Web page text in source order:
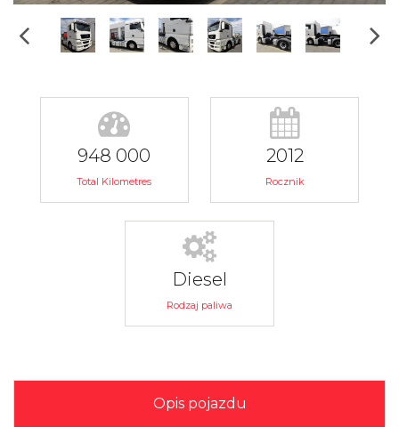
948 000
Total Kilometres
2012
Rocznik
Diesel
Rodzaj paliwa
Opis pojazdu